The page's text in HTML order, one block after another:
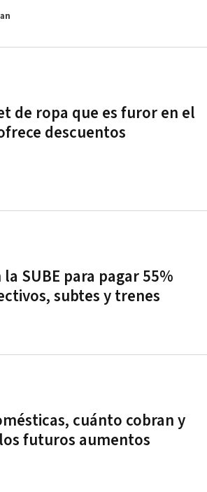
de ropa que es furor en el
descuentos
SUBE para pagar 55%
subtes y trenes
cuánto cobran y
futuros aumentos